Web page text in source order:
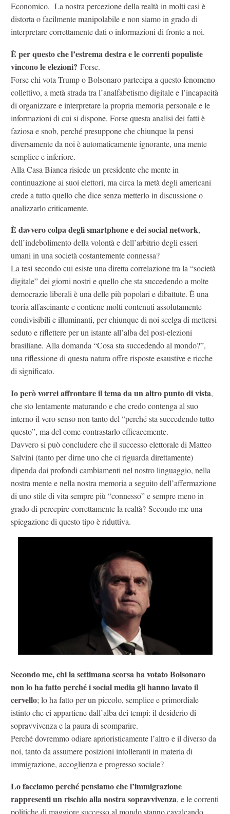
Economico. La nostra percezione della realtà in molti casi è
distorta o facilmente manipolabile e non siamo in grado di
interpretare correttamente dati o informazioni di fronte a noi.
È per questo che l’estrema destra e le correnti populiste
vincono le elezioni? Forse.
Forse chi vota Trump o Bolsonaro partecipa a questo fenomeno
collettivo, a metà strada tra l’analfabetismo digitale e l’incapacità
di organizzare e interpretare la propria memoria personale e le
informazioni di cui si dispone. Forse questa analisi dei fatti è
faziosa e snob, perché presuppone che chiunque la pensi
diversamente da noi è automaticamente ignorante, una mente
semplice e inferiore.
Alla Casa Bianca risiede un presidente che mente in
continuazione ai suoi elettori, ma circa la metà degli americani
crede a tutto quello che dice senza metterlo in discussione o
analizzarlo criticamente.
È davvero colpa degli smartphone e dei social network,
dell’indebolimento della volontà e dell’arbitrio degli esseri
umani in una società costantemente connessa?
La tesi secondo cui esiste una diretta correlazione tra la “società
digitale” dei giorni nostri e quello che sta succedendo a molte
democrazie liberali è una delle più popolari e dibattute. È una
teoria affascinante e contiene molti contenuti assolutamente
condivisibili e illuminanti, per chiunque di noi scelga di mettersi
seduto e riflettere per un istante all’alba del post-elezioni
brasiliane. Alla domanda “Cosa sta succedendo al mondo?”,
una riflessione di questa natura offre risposte esaustive e ricche
di significato.
Io però vorrei affrontare il tema da un altro punto di vista,
che sto lentamente maturando e che credo contenga al suo
interno il vero senso non tanto del “perché sta succedendo tutto
questo”, ma del come contrastarlo efficacemente.
Davvero si può concludere che il successo elettorale di Matteo
Salvini (tanto per dirne uno che ci riguarda direttamente)
dipenda dai profondi cambiamenti nel nostro linguaggio, nella
nostra mente e nella nostra memoria a seguito dell’affermazione
di uno stile di vita sempre più “connesso” e sempre meno in
grado di percepire correttamente la realtà? Secondo me una
spiegazione di questo tipo è riduttiva.
Secondo me, chi la settimana scorsa ha votato Bolsonaro
non lo ha fatto perché i social media gli hanno lavato il
cervello; lo ha fatto per un piccolo, semplice e primordiale
istinto che ci appartiene dall’alba dei tempi: il desiderio di
sopravvivenza e la paura di scomparire.
Perché dovremmo odiare aprioristicamente l’altro e il diverso da
noi, tanto da assumere posizioni intolleranti in materia di
immigrazione, accoglienza e progresso sociale?
Lo facciamo perché pensiamo che l’immigrazione
rappresenti un rischio alla nostra sopravvivenza, e le correnti
politiche di maggiore successo al mondo stanno cavalcando